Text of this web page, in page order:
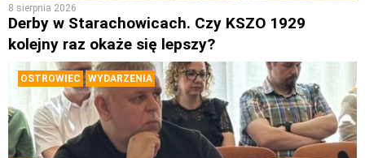
8 sierpnia 2026
Derby w Starachowicach. Czy KSZO 1929
kolejny raz okaże się lepszy?
OSTROWIEC WYDARZENIA